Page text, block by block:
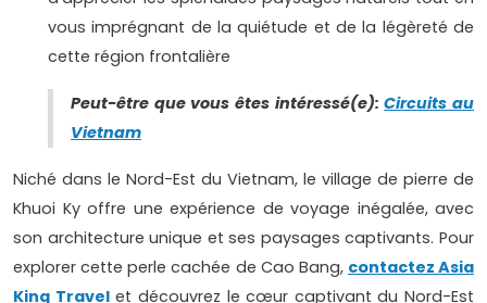
vous imprégnant de la quiétude et de la légèreté de
cette région frontalière
Peut-être que vous êtes intéressé(e):Circuits au
Vietnam
Niché dans le Nord-Est du Vietnam, le village de pierre de
Khuoi Ky offre une expérience de voyage inégalée, avec
son architecture unique et ses paysages captivants. Pour
explorer cette perle cachée de Cao Bang, contactez Asia
King Travelet découvrez le cœur captivant du Nord-Est